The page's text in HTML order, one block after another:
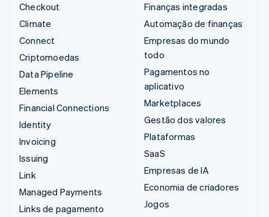
Checkout
Climate
Connect
Criptomoedas
Data Pipeline
Elements
Financial Connections
Identity
Invoicing
Issuing
Link
Managed Payments
Links de pagamento
Finanças integradas
Automação de finanças
Empresas do mundo
todo
Pagamentos no
aplicativo
Marketplaces
Gestão dos valores
Plataformas
SaaS
Empresas de IA
Economia de criadores
Jogos